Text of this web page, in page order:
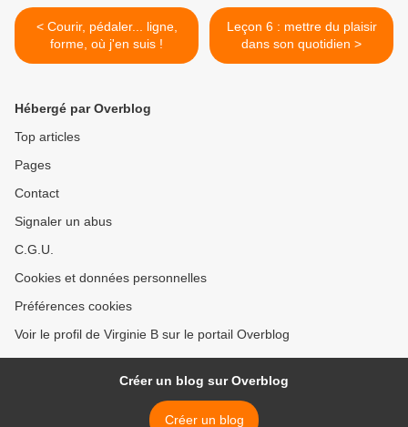
< Courir, pédaler... ligne,
forme, où j'en suis !
Leçon 6 : mettre du plaisir
dans son quotidien >
Hébergé par Overblog
Top articles
Pages
Contact
Signaler un abus
C.G.U.
Cookies et données personnelles
Préférences cookies
Voir le profil de Virginie B sur le portail Overblog
Créer un blog sur Overblog
Créer un blog